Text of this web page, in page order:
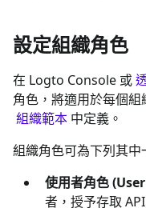
設定組織角色
在 Logto Console 或
角色，將適用於每個
組織範本 中定義。
組織角色可為下列其中
使用者角色
者，授予存取